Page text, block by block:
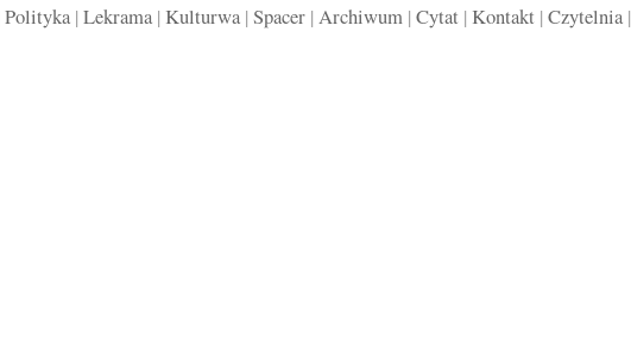
Polityka| Lekrama| Kulturwa| Spacer| Archiwum| Cytat| Kontakt| Czytelnia|